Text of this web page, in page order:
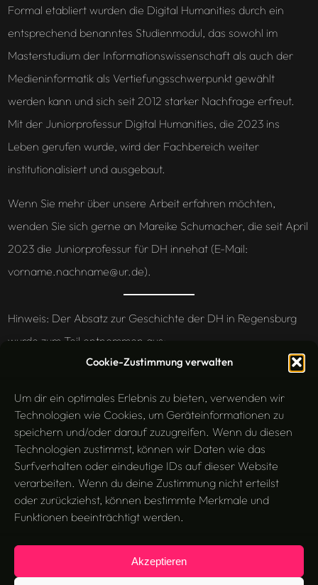
Cookie-Zustimmung verwalten
Um dir ein optimales Erlebnis zu bieten, verwenden wir
Technologien wie Cookies, um Geräteinformationen zu
speichern und/oder darauf zuzugreifen. Wenn du diesen
Technologien zustimmst, können wir Daten wie das
Surfverhalten oder eindeutige IDs auf dieser Website
verarbeiten. Wenn du deine Zustimmung nicht erteilst
oder zurückziehst, können bestimmte Merkmale und
Funktionen beeinträchtigt werden.
Akzeptieren
Formal etabliert wurden die Digital Humanities durch ein
entsprechend benanntes Studienmodul, das sowohl im
Masterstudium der Informationswissenschaft als auch der
Medieninformatik als Vertiefungsschwerpunkt gewählt
werden kann und sich seit 2012 starker Nachfrage erfreut.
Mit der Juniorprofessur Digital Humanities, die 2023 ins
Leben gerufen wurde, wird der Fachbereich weiter
institutionalisiert und ausgebaut.
Wenn Sie mehr über unsere Arbeit erfahren möchten,
wenden Sie sich gerne an Mareike Schumacher, die seit April
2023 die Juniorprofessur für DH innehat (E-Mail:
vorname.nachname@ur.de).
Hinweis: Der Absatz zur Geschichte der DH in Regensburg
wurde zum Teil entnommen aus:
Buzzword oder Strukturwandel der Geisteswissenschaften?“.
In Blick in die Wissenschaft – Forschungsmagazin der
Universität Regensburg, 23(29), S. 39-47. (
Preprint
Suchen